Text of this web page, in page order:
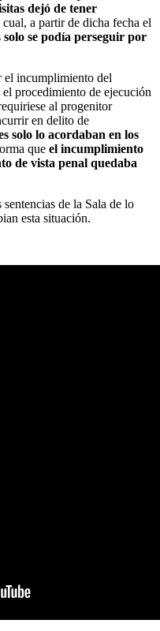
dejó de tener
a partir de dicha fecha el
solo se podía perseguir por
el incumplimiento del
procedimiento de ejecución
al progenitor
en delito de
solo lo acordaban en los
que el incumplimiento
de vista penal quedaba
de la Sala de lo
esta situación.